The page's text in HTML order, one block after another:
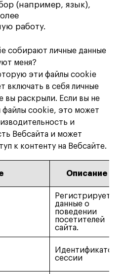
(например, язык),
работу.
собирают личные данные
меня?
эти файлы cookie
включать в себя личные
вы раскрыли. Если вы не
файлы cookie, это может
и
Вебсайта и может
к контенту на Вебсайте.
Описание
Регистрирует
данные о
поведении
посетителей
сайта.
Идентификатор
сессии